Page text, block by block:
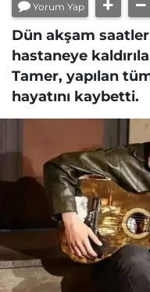
Yorum Yap
Dün akşam
hastaneye
Tamer, yapılan
hayatını kaybetti.